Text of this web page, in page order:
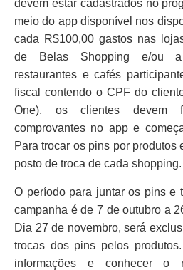
devem estar cadastrados no
meio do app disponível nos
cada R$100,00 gastos nas
de Belas Shopping e/ou
restaurantes e cafés
fiscal contendo o CPF do
One), os clientes devem
comprovantes no app e
Para trocar os pins por produtos
posto de troca de cada shopping.
O período para juntar os pins e
campanha é de 7 de outubro a
Dia 27 de novembro, será
trocas dos pins pelos
informações e conhecer o